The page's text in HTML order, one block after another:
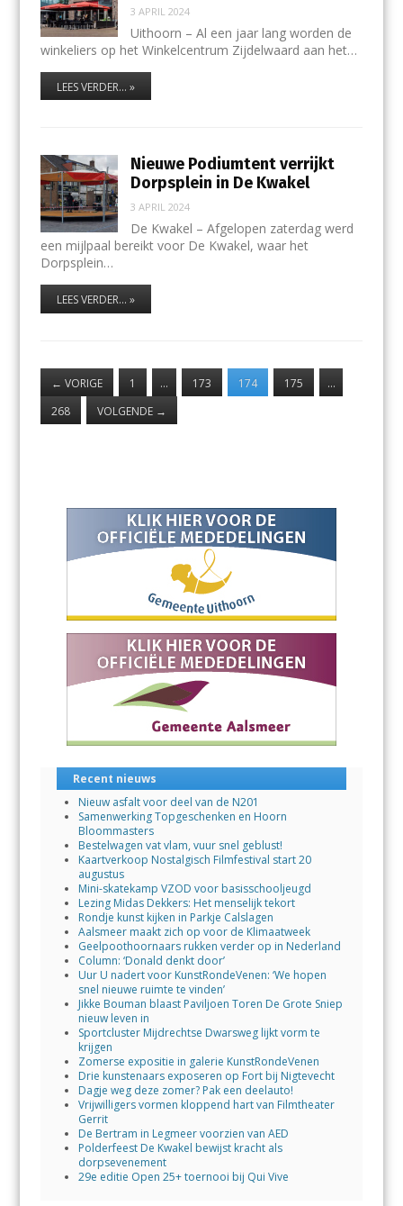
3 APRIL 2024
Uithoorn – Al een jaar lang worden de
winkeliers op het Winkelcentrum Zijdelwaard aan het…
LEES VERDER... »
Nieuwe Podiumtent verrijkt
Dorpsplein in De Kwakel
3 APRIL 2024
De Kwakel – Afgelopen zaterdag werd
een mijlpaal bereikt voor De Kwakel, waar het
Dorpsplein…
LEES VERDER... »
← VORIGE 1 … 173 174 175
…
268
VOLGENDE →
Recent nieuws
Nieuw asfalt voor deel van de N201
Samenwerking Topgeschenken en Hoorn
Bloommasters
Bestelwagen vat vlam, vuur snel geblust!
Kaartverkoop Nostalgisch Filmfestival start 20
augustus
Mini-skatekamp VZOD voor basisschooljeugd
Lezing Midas Dekkers: Het menselijk tekort
Rondje kunst kijken in Parkje Calslagen
Aalsmeer maakt zich op voor de Klimaatweek
Geelpoothoornaars rukken verder op in Nederland
Column: ‘Donald denkt door’
Uur U nadert voor KunstRondeVenen: ‘We hopen
snel nieuwe ruimte te vinden’
Jikke Bouman blaast Paviljoen Toren De Grote Sniep
nieuw leven in
Sportcluster Mijdrechtse Dwarsweg lijkt vorm te
krijgen
Zomerse expositie in galerie KunstRondeVenen
Drie kunstenaars exposeren op Fort bij Nigtevecht
Dagje weg deze zomer? Pak een deelauto!
Vrijwilligers vormen kloppend hart van Filmtheater
Gerrit
De Bertram in Legmeer voorzien van AED
Polderfeest De Kwakel bewijst kracht als
dorpsevenement
29e editie Open 25+ toernooi bij Qui Vive